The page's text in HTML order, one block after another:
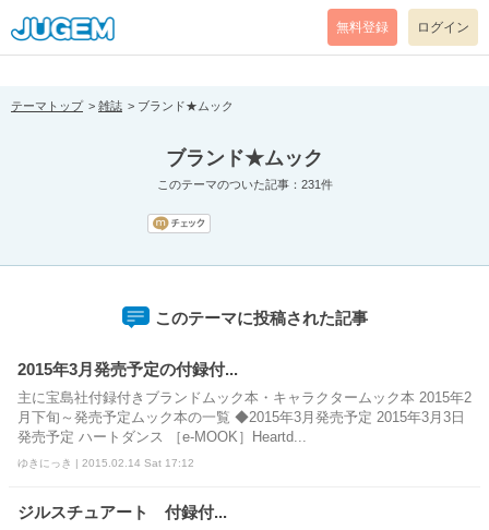
[pear_error: message="Success" code=0 mode=return level=notice
prefix="" info=""]
無料登録 ログイン
テーマトップ 雑誌 ブランド★ムック
ブランド★ムック
このテーマのついた記事：231件
このテーマに投稿された記事
2015年3月発売予定の付録付...
主に宝島社付録付きブランドムック本・キャラクタームック本 2015年2
月下旬～発売予定ムック本の一覧 ◆2015年3月発売予定 2015年3月3日
発売予定 ハートダンス ［e-MOOK］Heartd...
ゆきにっき | 2015.02.14 Sat 17:12
ジルスチュアート 付録付...